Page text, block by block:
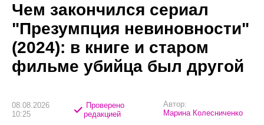
Чем закончился сериал
"Презумпция невиновности"
(2024): в книге и старом
фильме убийца был другой
08.08.2026
10:25
Проверено
редакцией
Автор:
Марина Колесниченко